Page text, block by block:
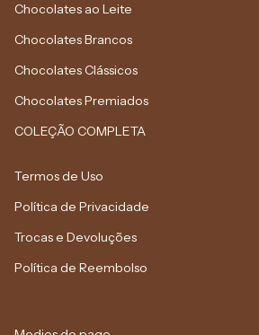
Chocolates ao Leite
Chocolates Brancos
Chocolates Clássicos
Chocolates Premiados
COLEÇÃO COMPLETA
Termos de Uso
Política de Privacidade
Trocas e Devoluções
Política de Reembolso